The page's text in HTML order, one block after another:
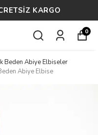
KARGO
0
Beden Abiye Elbiseler
Abiye Elbise